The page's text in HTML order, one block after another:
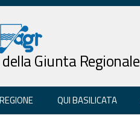
Giunta Regionale
QUI BASILICATA